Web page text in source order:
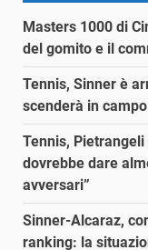
Masters 1000 di
del gomito e il
Tennis, Sinner è
scenderà in campo
Tennis,
dovrebbe dare
avversari”
Sinner-Alcaraz,
ranking: la